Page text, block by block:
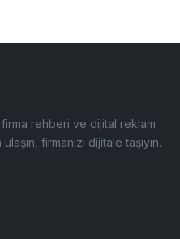
rehberi ve dijital reklam
firmanızı dijitale taşıyın.